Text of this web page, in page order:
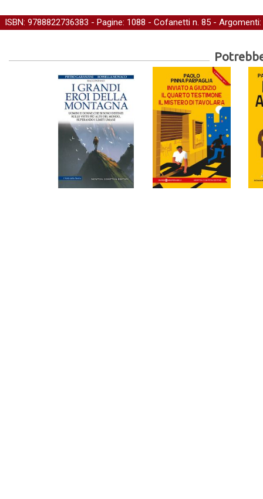
ISBN: 9788822736383 - Pagine: 1088 - Cofanetti n. 85 - Argomenti: